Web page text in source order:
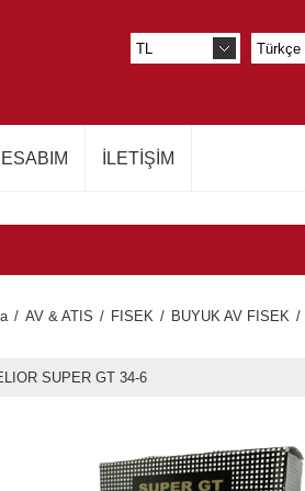
İLETIŞIM
/ AV & ATIS / FISEK / BUYUK AV FISEK /
SUPER GT 34-6